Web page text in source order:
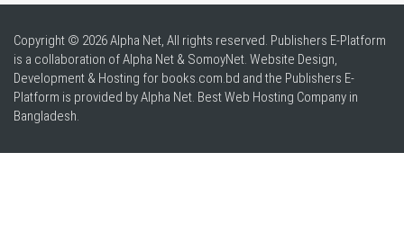
Copyright © 2026 Alpha Net, All rights reserved. Publishers E-Platform
is a collaboration of Alpha Net & SomoyNet. Website Design,
Development & Hosting for books.com.bd and the Publishers E-
Platform is provided by Alpha Net. BestWeb Hosting Company in
Bangladesh.